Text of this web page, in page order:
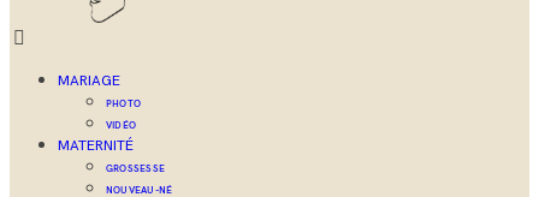
MARIAGE
PHOTO
VIDÉO
MATERNITÉ
GROSSESSE
NOUVEAU-NÉ